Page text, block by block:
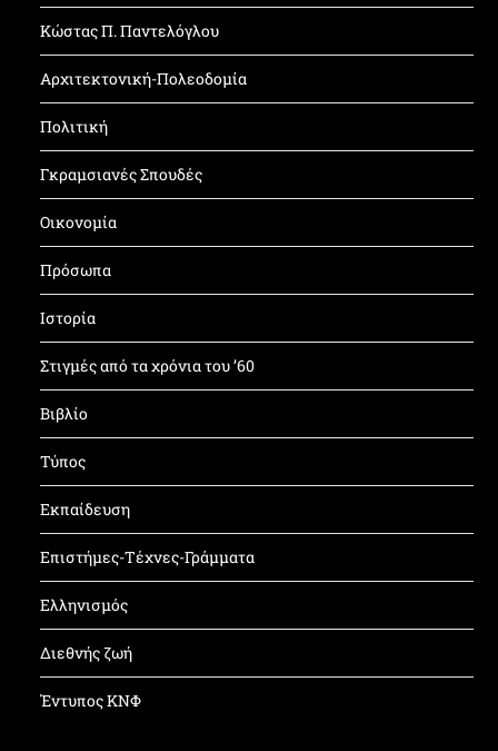
Κώστας Π. Παντελόγλου
Αρχιτεκτονική-Πολεοδομία
Πολιτική
Γκραμσιανές Σπουδές
Οικονομία
Πρόσωπα
Ιστορία
Στιγμές από τα χρόνια του ’60
Βιβλίο
Τύπος
Εκπαίδευση
Επιστήμες-Τέχνες-Γράμματα
Ελληνισμός
Διεθνής ζωή
Έντυπος ΚΝΦ